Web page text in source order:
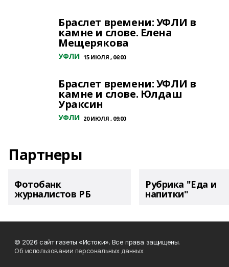
Браслет времени: УФЛИ в
камне и слове. Елена
Мещерякова
УФЛИ 15 ИЮЛЯ , 06:00
Браслет времени: УФЛИ в
камне и слове. Юлдаш
Ураксин
УФЛИ 20 ИЮЛЯ , 09:00
Партнеры
Фотобанк
журналистов РБ
Рубрика "Еда и
напитки"
© 2026 сайт газеты «Истоки». Все права защищены.
Об использовании персональных данных